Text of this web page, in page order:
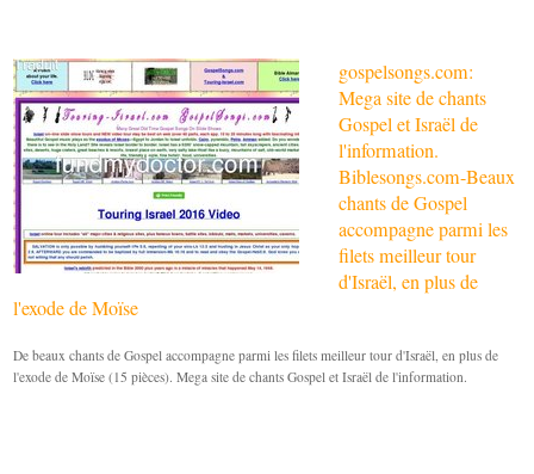
gospelsongs.com:
Mega site de chants
Gospel et Israël de
l'information.
Biblesongs.com-Beaux
chants de Gospel
accompagne parmi les
filets meilleur tour
d'Israël, en plus de
l'exode de Moïse
De beaux chants de Gospel accompagne parmi les filets meilleur tour d'Israël, en plus de
l'exode de Moïse (15 pièces). Mega site de chants Gospel et Israël de l'information.